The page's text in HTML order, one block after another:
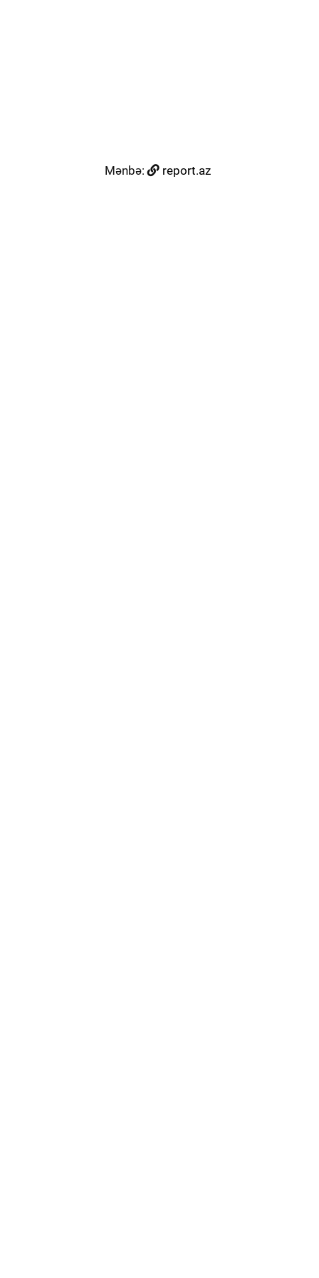
Mənbə: report.az